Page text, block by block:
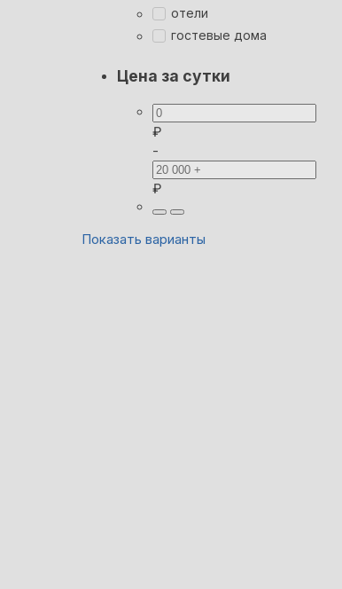
отели
гостевые дома
Цена за сутки
₽
-
₽
Показать варианты